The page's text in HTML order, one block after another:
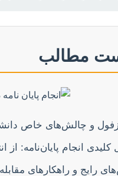
مطالب
و چالش‌های خاص
کلیدی انجام پایان‌نامه: از
رایج و راهکارهای مقابله